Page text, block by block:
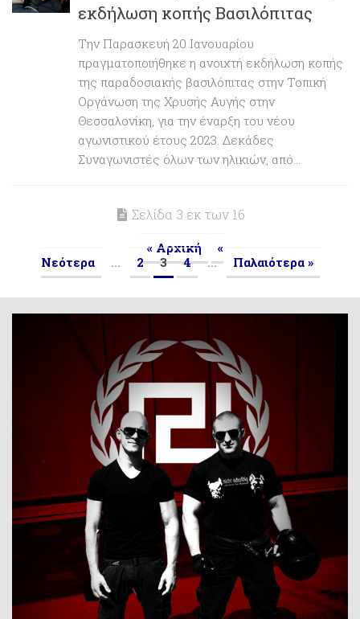
εκδήλωση κοπής Βασιλόπιτας
Την Παρασκευή 20 Ιανουαρίου
πραγματοποιήθηκε η ανοιχτή εκδήλωση κοπής
της παραδοσιακής βασιλόπιτας στην Τοπική
Οργάνωση της Χρυσής Αυγής στην
Θεσσαλονίκη, για την έναρξη του νέου
αγωνιστικού έτους 2023. Δεκάδες
Συναγωνιστές όλων των ηλικιών, από...
Σελίδα 3 εκ των 16
« Αρχική
«
Νεότερα
... 2 3 4 ... Παλαιότερα »